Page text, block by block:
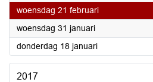
woensdag 21 februari2018
woensdag 31 januari2018
donderdag 18 januari2018
2017